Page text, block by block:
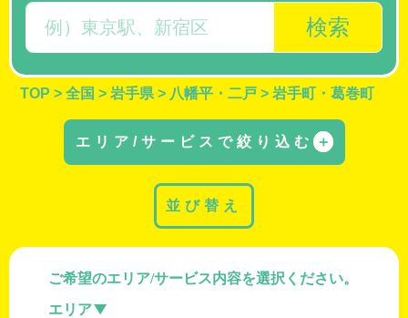
検索
TOP > 全国 > 岩手県 > 八幡平・二戸 > 岩手町・葛巻町
エリア/サービスで絞り込む ＋
ご希望のエリア/サービス内容を選択ください。
エリア
並び替え